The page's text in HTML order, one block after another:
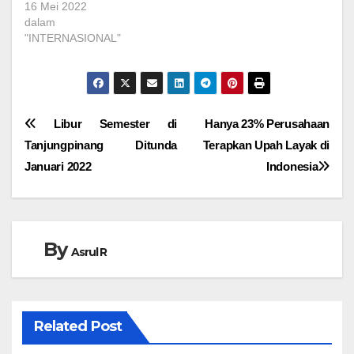
16 Mei 2022
dalam
"INTERNASIONAL"
Navigasi
pos
Hanya 23% Perusahaan
Terapkan Upah Layak di
Indonesia
Libur Semester di
Tanjungpinang Ditunda
Januari 2022
ByAsrul R
Related Post